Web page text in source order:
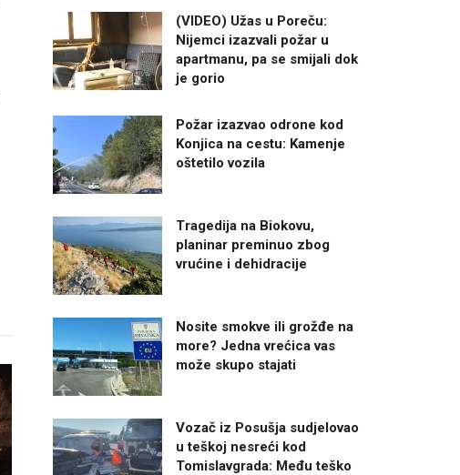
(VIDEO) Užas u Poreču:
Nijemci izazvali požar u
apartmanu, pa se smijali dok
je gorio
Požar izazvao odrone kod
Konjica na cestu: Kamenje
oštetilo vozila
Tragedija na Biokovu,
planinar preminuo zbog
vrućine i dehidracije
Nosite smokve ili grožđe na
more? Jedna vrećica vas
može skupo stajati
Vozač iz Posušja sudjelovao
u teškoj nesreći kod
Tomislavgrada: Među teško